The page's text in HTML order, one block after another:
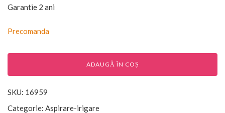
Garantie 2 ani
Precomanda
ADAUGĂ ÎN COȘ
SKU: 16959
Categorie: Aspirare-irigare